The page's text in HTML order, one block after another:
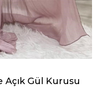
Açık Gül Kurusu